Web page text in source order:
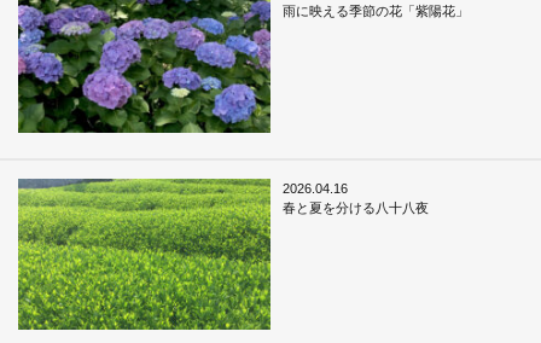
雨に映える季節の花「紫陽花」
2026.04.16
春と夏を分ける八十八夜